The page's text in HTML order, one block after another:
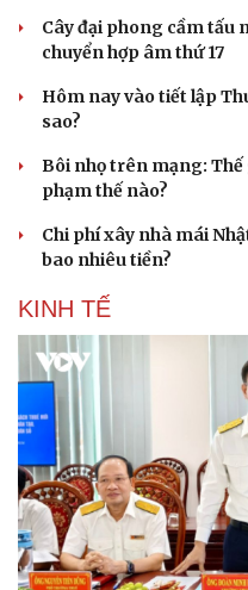
Cây đại phong cầm tấu
chuyển hợp âm thứ 17
Hôm nay vào tiết lập
sao?
Bôi nhọ trên mạng:
phạm thế nào?
Chi phí xây nhà mái
bao nhiêu tiền?
KINH TẾ